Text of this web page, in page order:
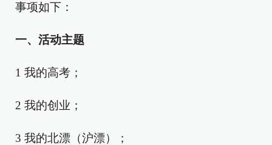
事项如下：
一、活动主题
1 我的高考；
2 我的创业；
3 我的北漂（沪漂）；